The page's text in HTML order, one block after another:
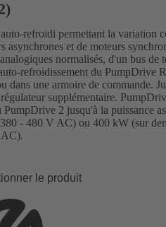
refroidi permettant la variation
asynchrones et de moteurs
normalisés, d'un bus de
refroidissement du PumpDrive
dans une armoire de commande.
supplémentaire.
2 jusqu'à la puissance
- 480 V AC) ou 400 kW (sur
AC).
le produit